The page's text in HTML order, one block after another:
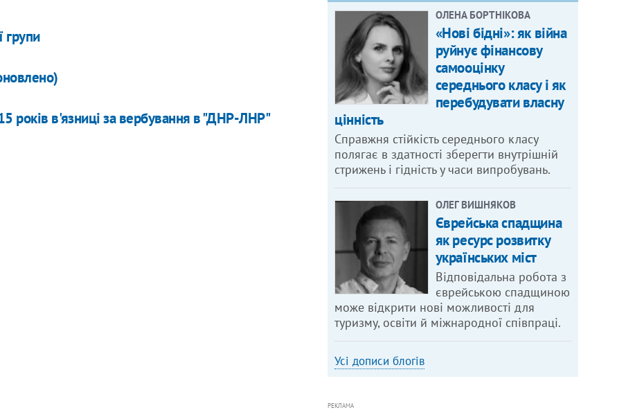
групи
років в'язниці за вербування в "ДНР-ЛНР"
ОЛЕНА БОРТНІКОВА
«Нові бідні»: як війна
руйнує фінансову
самооцінку
середнього класу і як
перебудувати власну
цінність
Справжня стійкість середнього класу
полягає в здатності зберегти внутрішній
стрижень і гідність у часи випробувань.
ОЛЕГ ВИШНЯКОВ
Єврейська спадщина
як ресурс розвитку
українських міст
Відповідальна робота з
єврейською спадщиною
може відкрити нові можливості для
туризму, освіти й міжнародної співпраці.
Усі дописи блогів
РЕКЛАМА